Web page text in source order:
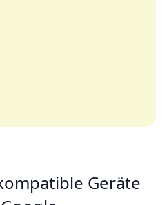
Geräte